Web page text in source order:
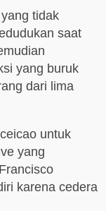
tidak
saat
yang buruk
dari lima
untuk
yang
karena cedera